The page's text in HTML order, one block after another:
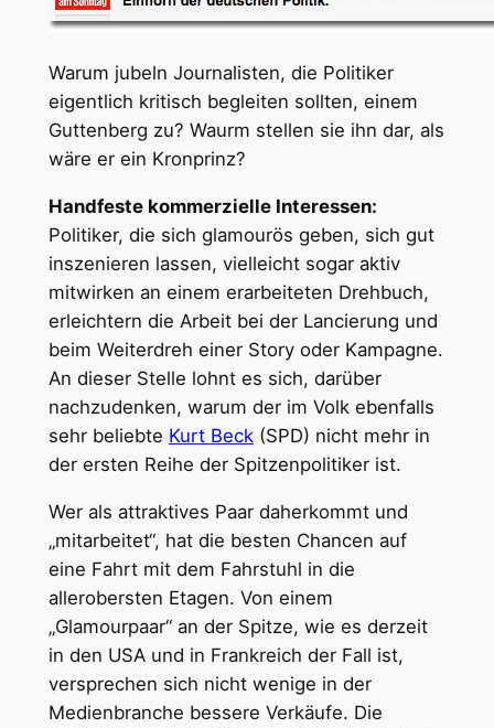
Warum jubeln Journalisten, die Politiker
eigentlich kritisch begleiten sollten, einem
Guttenberg zu? Waurm stellen sie ihn dar, als
wäre er ein Kronprinz?
Handfeste kommerzielle Interessen:
Politiker, die sich glamourös geben, sich gut
inszenieren lassen, vielleicht sogar aktiv
mitwirken an einem erarbeiteten Drehbuch,
erleichtern die Arbeit bei der Lancierung und
beim Weiterdreh einer Story oder Kampagne.
An dieser Stelle lohnt es sich, darüber
nachzudenken, warum der im Volk ebenfalls
sehr beliebte Kurt Beck(SPD) nicht mehr in
der ersten Reihe der Spitzenpolitiker ist.
Wer als attraktives Paar daherkommt und
„mitarbeitet“, hat die besten Chancen auf
eine Fahrt mit dem Fahrstuhl in die
allerobersten Etagen. Von einem
„Glamourpaar“ an der Spitze, wie es derzeit
in den USA und in Frankreich der Fall ist,
versprechen sich nicht wenige in der
Medienbranche bessere Verkäufe. Die